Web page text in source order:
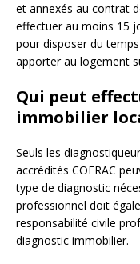
et annexés au contrat
effectuer au moins 15
pour disposer du
apporter au logement
Qui peut
immobilier
Seuls les
accrédités COFRAC
type de diagnostic
professionnel doit
responsabilité civile
diagnostic immobilier.